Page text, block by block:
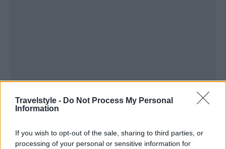
Travelstyle - Do Not Process My Personal
Information
If you wish to opt-out of the sale, sharing to third parties, or
processing of your personal or sensitive information for